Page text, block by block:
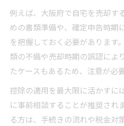
例えば、大阪府で自宅を売却す
めの書類準備や、確定申告時期
を把握しておく必要があります
類の不備や売却時期の誤認によ
たケースもあるため、注意が必要
控除の適用を最大限に活かすに
に事前相談することが推奨され
る方は、手続きの流れや税金対